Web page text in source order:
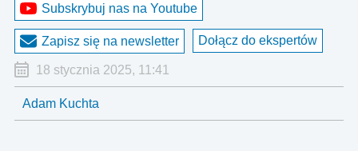
Subskrybuj nas na Youtube
Zapisz się na newsletter Dołącz do ekspertów
18 stycznia 2025, 11:41
Adam Kuchta